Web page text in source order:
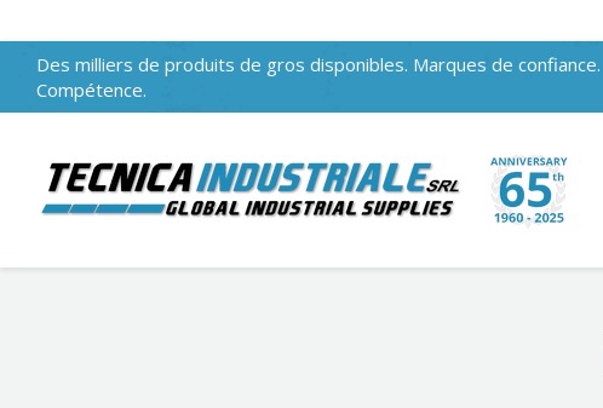
Des milliers de produits de gros disponibles. Marques de confiance.
Compétence.